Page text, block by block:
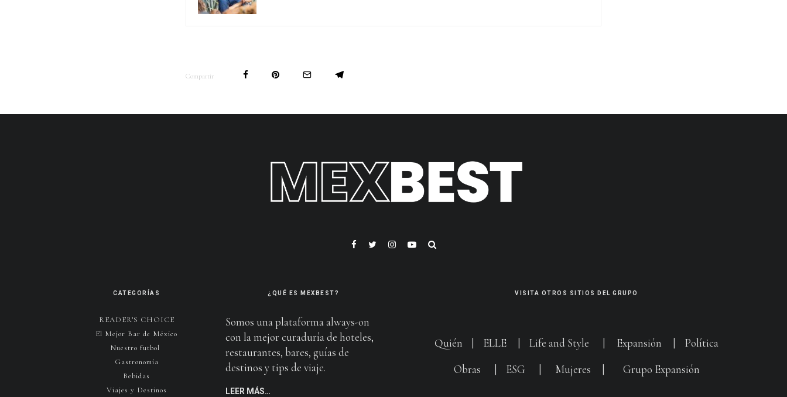
Compartir
CATEGORÍAS
READER’S CHOICE
El Mejor Bar de México
Nuestro futbol
Gastronomía
Bebidas
Viajes y Destinos
¿QUÉ ES MEXBEST?
Somos una plataforma always-on
con la mejor curaduría de hoteles,
restaurantes, bares, guías de
destinos y tips de viaje.
LEER MÁS…
VISITA OTROS SITIOS DEL GRUPO
Quién ELLE Life and Style Expansión
Política
Obras
ESG Mujeres Grupo Expansión